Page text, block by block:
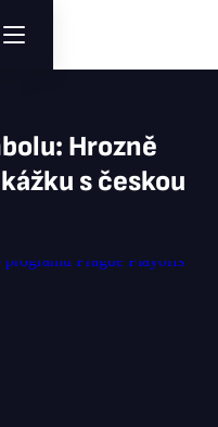
Hrozně
s českou